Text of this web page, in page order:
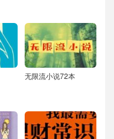
无限流小说72本